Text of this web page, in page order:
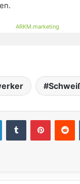
ARKM.marketing